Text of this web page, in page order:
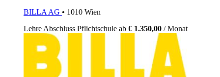
BILLA AG • 1010 Wien
LehreAbschluss Pflichtschule ab € 1.350,00 / Monat